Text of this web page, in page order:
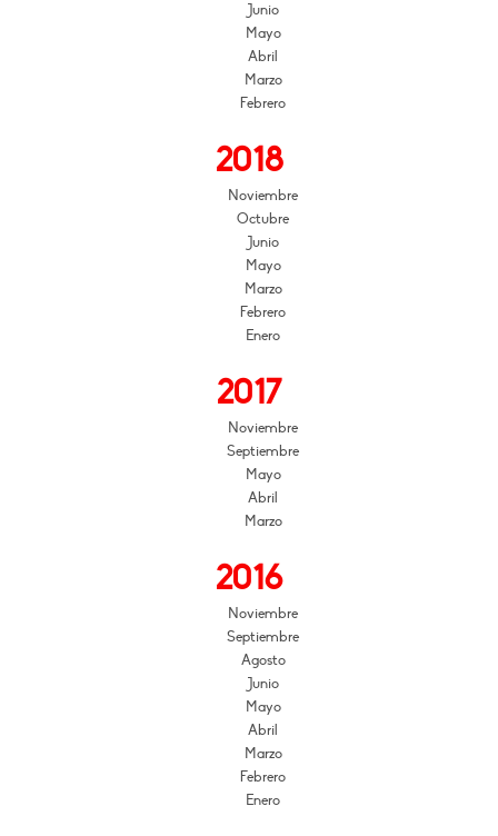
Junio
Mayo
Abril
Marzo
Febrero
2018
Noviembre
Octubre
Junio
Mayo
Marzo
Febrero
Enero
2017
Noviembre
Septiembre
Mayo
Abril
Marzo
2016
Noviembre
Septiembre
Agosto
Junio
Mayo
Abril
Marzo
Febrero
Enero